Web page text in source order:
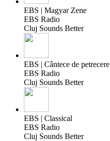
EBS | Magyar Zene
EBS Radio
Cluj Sounds Better
EBS | Cântece de petrecere
EBS Radio
Cluj Sounds Better
EBS | Classical
EBS Radio
Cluj Sounds Better